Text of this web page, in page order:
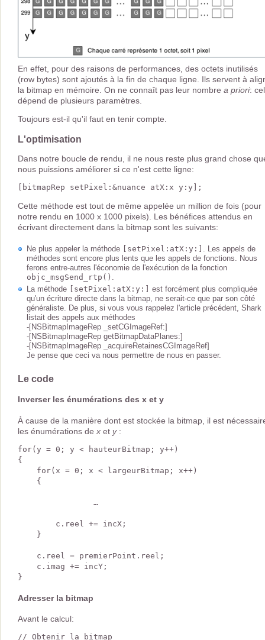
En effet, pour des raisons de performances, des octets inutilisés
(row bytes) sont ajoutés à la fin de chaque ligne. Ils servent à
la bitmap en mémoire. On ne connaît pas leur nombre a priori:
dépend de plusieurs paramètres.
Toujours est-il qu'il faut en tenir compte.
L'optimisation
Dans notre boucle de rendu, il ne nous reste plus grand chose
nous puissions améliorer si ce n'est cette ligne:
Cette méthode est tout de même appelée un million de fois (pour
notre rendu en 1000 x 1000 pixels). Les bénéfices attendus en
écrivant directement dans la bitmap sont les suivants:
Ne plus appeler la méthode [setPixel:atX:y:]
. Les appels de
méthodes sont encore plus lents que les appels de fonctions. Nous
ferons entre-autres l'économie de l'exécution de la fonction
objc_msgSend_rtp()
La méthode
[setPixel:atX:y:]
est forcément plus compliquée
qu'un écriture directe dans la bitmap, ne serait-ce que par son côté
généraliste. De plus, si vous vous rappelez l'article précédent, Shark
listait des appels aux méthodes
-[NSBitmapImageRep _setCGImageRef:]
-[NSBitmapImageRep getBitmapDataPlanes:]
-[NSBitmapImageRep _acquireRetainesCGImageRef]
Je pense que ceci va nous permettre de nous en passer.
Le code
Inverser les énumérations des x et y
À cause de la manière dont est stockée la bitmap, il est
les énumérations de x et y:
for(y = 0; y < hauteurBitmap; y++)
{
    for(x = 0; x < largeurBitmap; x++)
    {
                …
        c.reel += incX;
    }
    c.reel = premierPoint.reel;
    c.imag += incY;
Adresser la bitmap
Avant le calcul:
// Obtenir la bitmap